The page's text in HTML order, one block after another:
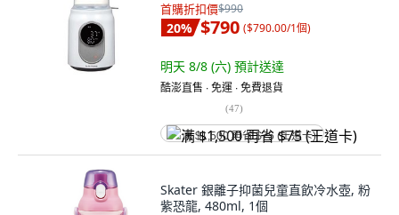
首購折扣價$990
20% $790 ($790.00/1個)
明天 8/8 (六) 預計送達
酷澎直售 ∙ 免運 ∙ 免費退貨
(47)
满 $1,500 再省 $75 (王道卡)
Skater 銀離子抑菌兒童直飲冷水壺, 粉
紫恐龍, 480ml, 1個